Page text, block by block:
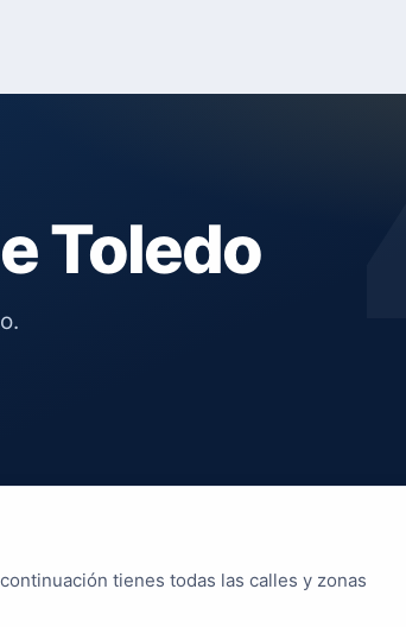
Toledo
tienes todas las calles y zonas